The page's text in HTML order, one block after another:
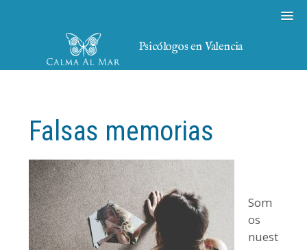
Psicólogos en Valencia
Falsas memorias
Som
os
nuest